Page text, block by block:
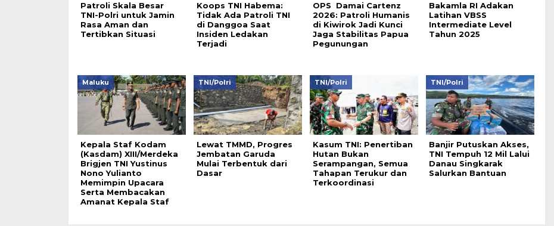
Patroli Skala Besar
TNI-Polri untuk Jamin
Rasa Aman dan
Tertibkan Situasi
Koops TNI Habema:
Tidak Ada Patroli TNI
di Danggoa Saat
Insiden Ledakan
Terjadi
OPS Damai Cartenz
2026: Patroli Humanis
di Kiwirok Jadi Kunci
Jaga Stabilitas Papua
Pegunungan
Bakamla RI Adakan
Latihan VBSS
Intermediate Level
Tahun 2025
Maluku
Kepala Staf Kodam
(Kasdam) XIII/Merdeka
Brigjen TNI Yustinus
Nono Yulianto
Memimpin Upacara
Serta Membacakan
Amanat Kepala Staf
TNI/Polri
Lewat TMMD, Progres
Jembatan Garuda
Mulai Terbentuk dari
Dasar
TNI/Polri
Kasum TNI: Penertiban
Hutan Bukan
Serampangan, Semua
Tahapan Terukur dan
Terkoordinasi
TNI/Polri
Banjir Putuskan Akses,
TNI Tempuh 12 Mil Lalui
Danau Singkarak
Salurkan Bantuan